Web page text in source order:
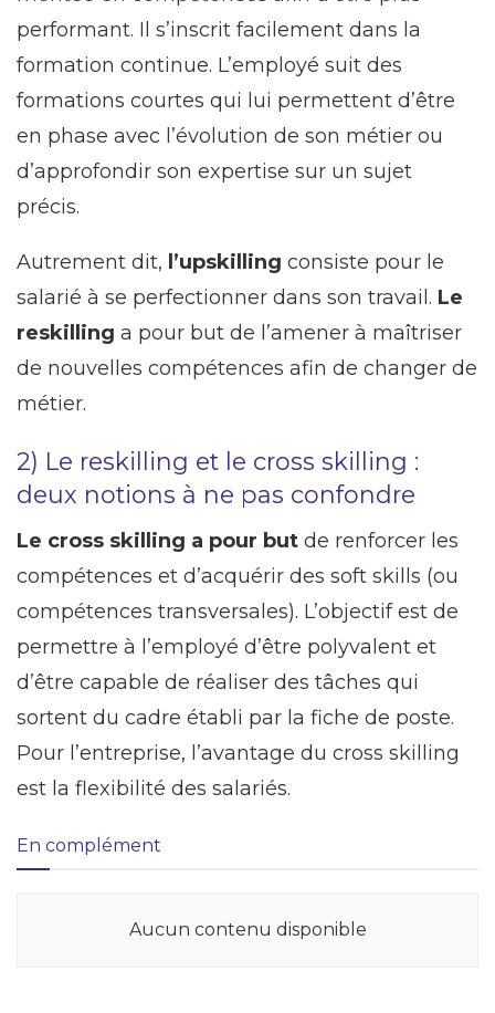
performant. Il s’inscrit facilement dans la
formation continue. L’employé suit des
formations courtes qui lui permettent d’être
en phase avec l’évolution de son métier ou
d’approfondir son expertise sur un sujet
précis.
Autrement dit, l’upskilling consiste pour le
salarié à se perfectionner dans son travail. Le
reskilling a pour but de l’amener à maîtriser
de nouvelles compétences afin de changer de
métier.
2) Le reskilling et le cross skilling :
deux notions à ne pas confondre
Le cross skilling a pour but de renforcer les
compétences et d’acquérir des soft skills (ou
compétences transversales). L’objectif est de
permettre à l’employé d’être polyvalent et
d’être capable de réaliser des tâches qui
sortent du cadre établi par la fiche de poste.
Pour l’entreprise, l’avantage du cross skilling
est la flexibilité des salariés.
En complément
Aucun contenu disponible